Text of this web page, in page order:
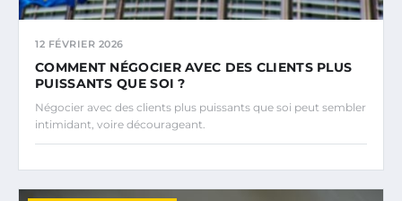
12 FÉVRIER 2026
COMMENT NÉGOCIER AVEC DES CLIENTS PLUS
PUISSANTS QUE SOI ?
Négocier avec des clients plus puissants que soi peut sembler
intimidant, voire décourageant.